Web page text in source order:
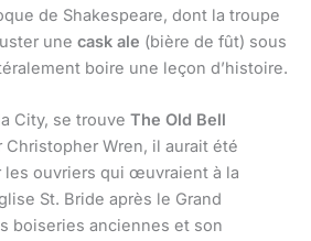
de Shakespeare, dont la troupe
une cask ale (bière de fût) sous
boire une leçon d’histoire.
City, se trouve The Old Bell
Christopher Wren, il aurait été
ouvriers qui œuvraient à la
St. Bride après le Grand
boiseries anciennes et son